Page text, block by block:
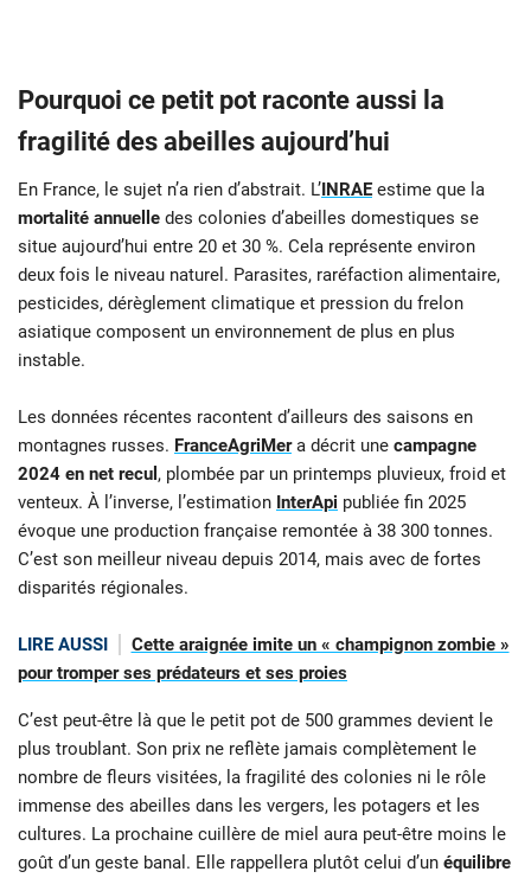
Pourquoi ce petit pot raconte aussi la
fragilité des abeilles aujourd’hui
En France, le sujet n’a rien d’abstrait. L’INRAE estime que la
mortalité annuelle des colonies d’abeilles domestiques se
situe aujourd’hui entre 20 et 30 %. Cela représente environ
deux fois le niveau naturel. Parasites, raréfaction alimentaire,
pesticides, dérèglement climatique et pression du frelon
asiatique composent un environnement de plus en plus
instable.
Les données récentes racontent d’ailleurs des saisons en
montagnes russes. FranceAgriMer a décrit une campagne
2024 en net recul , plombée par un printemps pluvieux, froid et
venteux. À l’inverse, l’estimation InterApi publiée fin 2025
évoque une production française remontée à 38 300 tonnes.
C’est son meilleur niveau depuis 2014, mais avec de fortes
disparités régionales.
LIRE AUSSI
Cette araignée imite un « champignon zombie »
pour tromper ses prédateurs et ses proies
C’est peut-être là que le petit pot de 500 grammes devient le
plus troublant. Son prix ne reflète jamais complètement le
nombre de fleurs visitées, la fragilité des colonies ni le rôle
immense des abeilles dans les vergers, les potagers et les
cultures. La prochaine cuillère de miel aura peut-être moins le
goût d’un geste banal. Elle rappellera plutôt celui d’un équilibre